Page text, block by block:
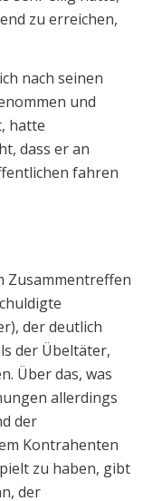
zu erreichen,
nach seinen
und
hatte
dass er an
fahren
Zusammentreffen
der deutlich
der Übeltäter,
Über das, was
allerdings
der
Kontrahenten
zu haben, gibt
der